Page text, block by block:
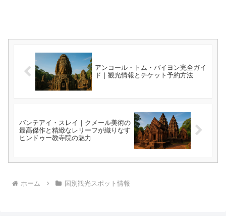
アンコール・トム・バイヨン完全ガイ
ド｜観光情報とチケット予約方法
バンテアイ・スレイ｜クメール美術の
最高傑作と精緻なレリーフが織りなす
ヒンドゥー教寺院の魅力
ホーム 国別観光スポット情報